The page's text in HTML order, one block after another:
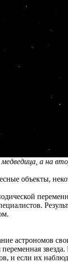
а на
объекты,
астрономов
и если их